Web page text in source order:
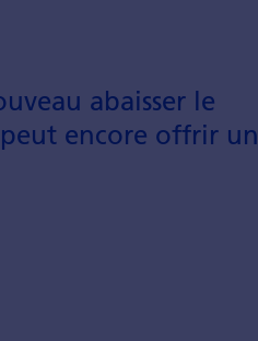
abaisser le
encore offrir un